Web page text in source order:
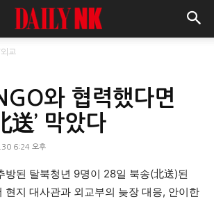
교
와 협력했다면
送’ 막았다
6:24 오후
방된 탈북청년 9명이 28일 북송(北送)된
현지 대사관과 외교부의 늦장 대응, 안이한